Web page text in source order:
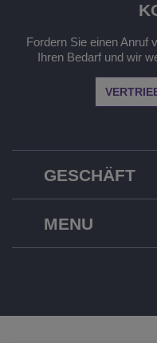
GESCHÄFT
Fordern Sie einen Anruf
Ihren Bedarf und wir
MENU